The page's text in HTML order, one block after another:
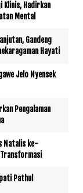
Klinis, Hadirkan
Mental
Gandeng
Hayati
Jelo Nyensek
Pengalaman
Natalis ke-
Pathul